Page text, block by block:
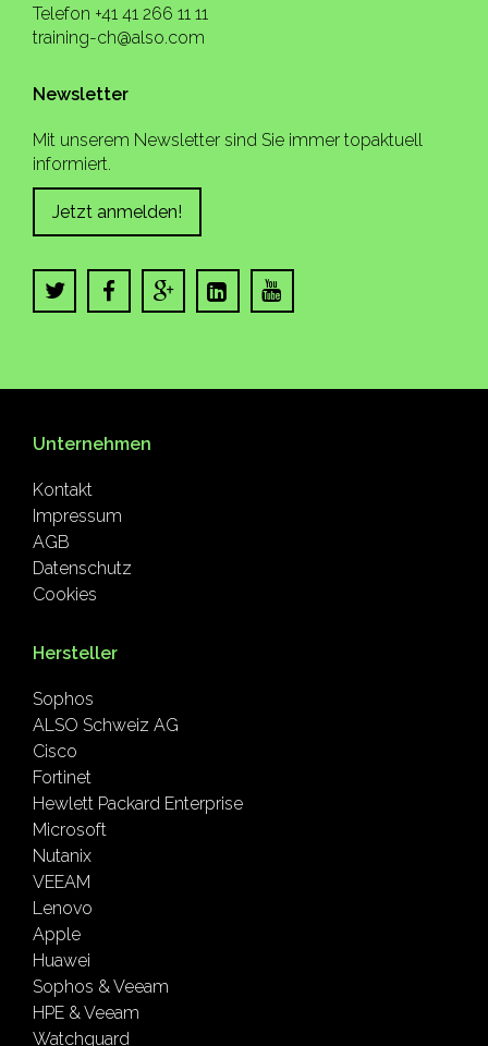
Telefon +41 41 266 11 11
training-ch@also.com
Newsletter
Mit unserem Newsletter sind Sie immer topaktuell
informiert.
Jetzt anmelden!
Unternehmen
Kontakt
Impressum
AGB
Datenschutz
Cookies
Hersteller
Sophos
ALSO Schweiz AG
Cisco
Fortinet
Hewlett Packard Enterprise
Microsoft
Nutanix
VEEAM
Lenovo
Apple
Huawei
Sophos & Veeam
HPE & Veeam
Watchguard